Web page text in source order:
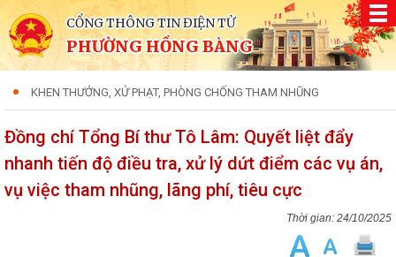
CỔNG THÔNG TIN ĐIỆN TỬ
PHƯỜNG HỒNG BÀNG
KHEN THƯỞNG, XỬ PHẠT, PHÒNG CHỐNG THAM NHŨNG
Đồng chí Tổng Bí thư Tô Lâm: Quyết liệt đẩy
nhanh tiến độ điều tra, xử lý dứt điểm các vụ án,
vụ việc tham nhũng, lãng phí, tiêu cực
24/10/2025